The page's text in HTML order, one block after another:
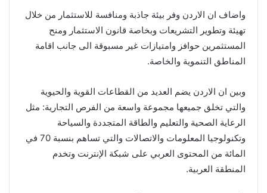
واضاف ان الاردن وفر بيئة جاذبة ومنافسة للاستثمار من خلال
تهيئة وتطوير التشريعات وبخاصة قانون الاستثمار ومنح
المستثمرين حوافز وامتيازات غير مسبوقة الى جانب اقامة
المناطق التنموية والخاصة.
وبين ان الاردن يضم العديد من القطاعات القوية والحيوية
والتي تخلق جميعها مجموعة واسعة من الفرص التجارية: مثل
الرعاية الصحية والتعليم والطاقة المتجددة والسياحة
وتكنولوجيا المعلومات والاتصالات والتي تساهم بنسبة 70 في
المائة من المحتوى العربي على شبكة الإنترنت وتخدم
المنطقة العربية.